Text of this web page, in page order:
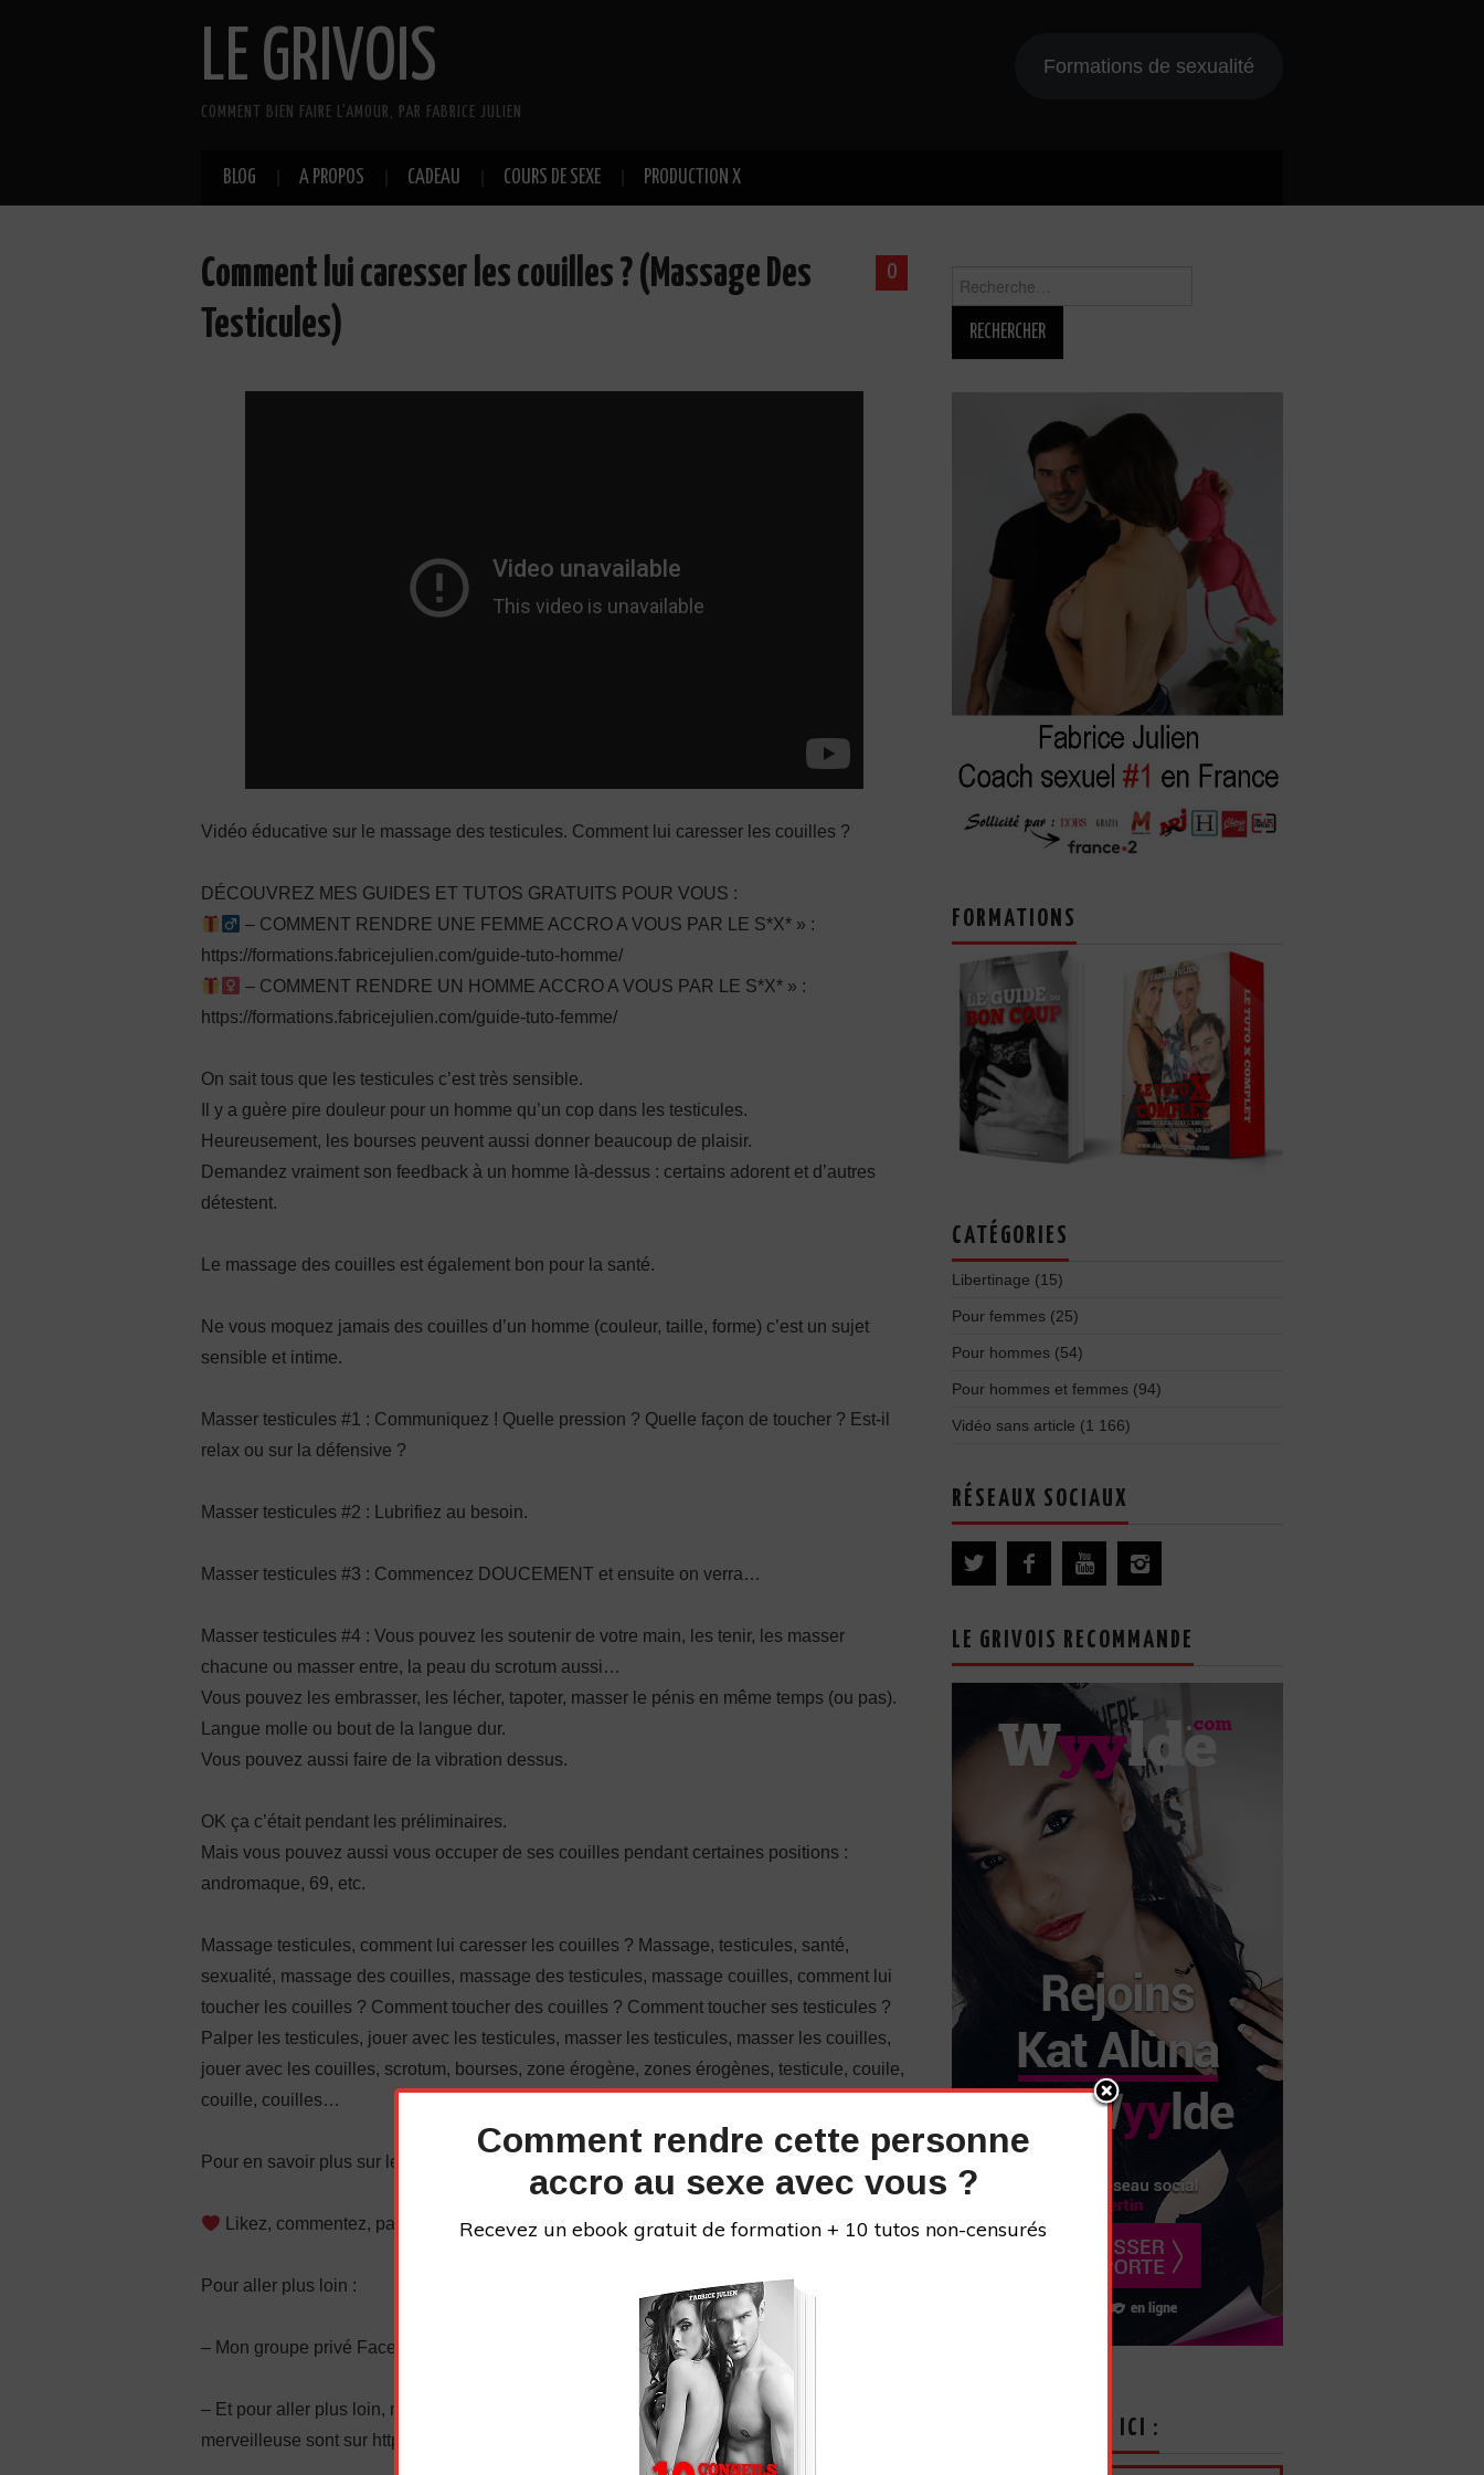
LE GRIVOIS
COMMENT BIEN FAIRE L'AMOUR, PAR FABRICE JULIEN
Formations de sexualité
BLOG A PROPOS CADEAU COURS DE SEXE PRODUCTION X
0
Comment lui caresser les couilles ? (Massage Des
Testicules)
Vidéo éducative sur le massage des testicules. Comment lui caresser les couilles ?
DÉCOUVREZ MES GUIDES ET TUTOS GRATUITS POUR VOUS :
– COMMENT RENDRE UNE FEMME ACCRO A VOUS PAR LE S*X* » :
https://formations.fabricejulien.com/guide-tuto-homme/
– COMMENT RENDRE UN HOMME ACCRO A VOUS PAR LE S*X* » :
https://formations.fabricejulien.com/guide-tuto-femme/
On sait tous que les testicules c’est très sensible.
Il y a guère pire douleur pour un homme qu’un cop dans les testicules.
Heureusement, les bourses peuvent aussi donner beaucoup de plaisir.
Demandez vraiment son feedback à un homme là-dessus : certains adorent et d’autres
détestent.
Le massage des couilles est également bon pour la santé.
Ne vous moquez jamais des couilles d’un homme (couleur, taille, forme) c’est un sujet
sensible et intime.
Masser testicules #1 : Communiquez ! Quelle pression ? Quelle façon de toucher ? Est-il
relax ou sur la défensive ?
Masser testicules #2 : Lubrifiez au besoin.
Masser testicules #3 : Commencez DOUCEMENT et ensuite on verra…
Masser testicules #4 : Vous pouvez les soutenir de votre main, les tenir, les masser
chacune ou masser entre, la peau du scrotum aussi…
Vous pouvez les embrasser, les lécher, tapoter, masser le pénis en même temps (ou pas).
Langue molle ou bout de la langue dur.
Vous pouvez aussi faire de la vibration dessus.
OK ça c’était pendant les préliminaires.
Mais vous pouvez aussi vous occuper de ses couilles pendant certaines positions :
andromaque, 69, etc.
Massage testicules, comment lui caresser les couilles ? Massage, testicules, santé,
sexualité, massage des couilles, massage des testicules, massage couilles, comment lui
toucher les couilles ? Comment toucher des couilles ? Comment toucher ses testicules ?
Palper les testicules, jouer avec les testicules, masser les testicules, masser les couilles,
jouer avec les couilles, scrotum, bourses, zone érogène, zones érogènes, testicule, couile,
couille, couilles…
Pour en savoir plus sur le sujet, le site Grivois : « Le Grivois Org »
Likez, commentez, partagez et abonnez-vous !
Pour aller plus loin :
– Mon groupe privé Facebook : https://www.facebook.com/groups/communautecyprine/
– Et pour aller plus loin, mes formations pour devenir un super amant ou une amante
merveilleuse sont sur https://fabricejulien.com/formations-le-grivois/
FORMATIONS
CATÉGORIES
Libertinage (15)
Pour femmes (25)
Pour hommes (54)
Pour hommes et femmes (94)
Vidéo sans article (1 166)
RÉSEAUX SOCIAUX
LE GRIVOIS RECOMMANDE
INSCRIVEZ-VOUS ICI :
Comment rendre cette personne
accro au sexe avec vous ?
Recevez un ebook gratuit de formation + 10 tutos non-censurés